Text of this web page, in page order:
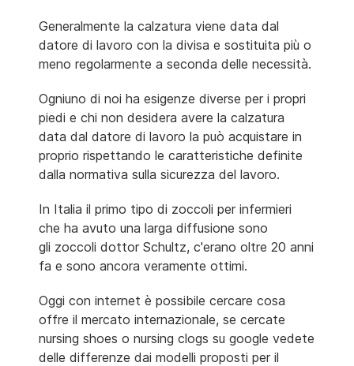
Generalmente la calzatura viene data dal
datore di lavoro con la divisa e sostituita più o
meno regolarmente a seconda delle necessità.
Ogniuno di noi ha esigenze diverse per i propri
piedi e chi non desidera avere la calzatura
data dal datore di lavoro la può acquistare in
proprio rispettando le caratteristiche definite
dalla normativa sulla sicurezza del lavoro.
In Italia il primo tipo di zoccoli per infermieri
che ha avuto una larga diffusione sono
gli zoccoli dottor Schultz, c'erano oltre 20 anni
fa e sono ancora veramente ottimi.
Oggi con internet è possibile cercare cosa
offre il mercato internazionale, se cercate
nursing shoes o nursing clogs su google vedete
delle differenze dai modelli proposti per il